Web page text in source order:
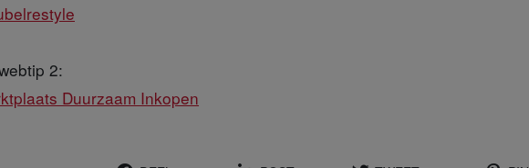
2:
Duurzaam Inkopen